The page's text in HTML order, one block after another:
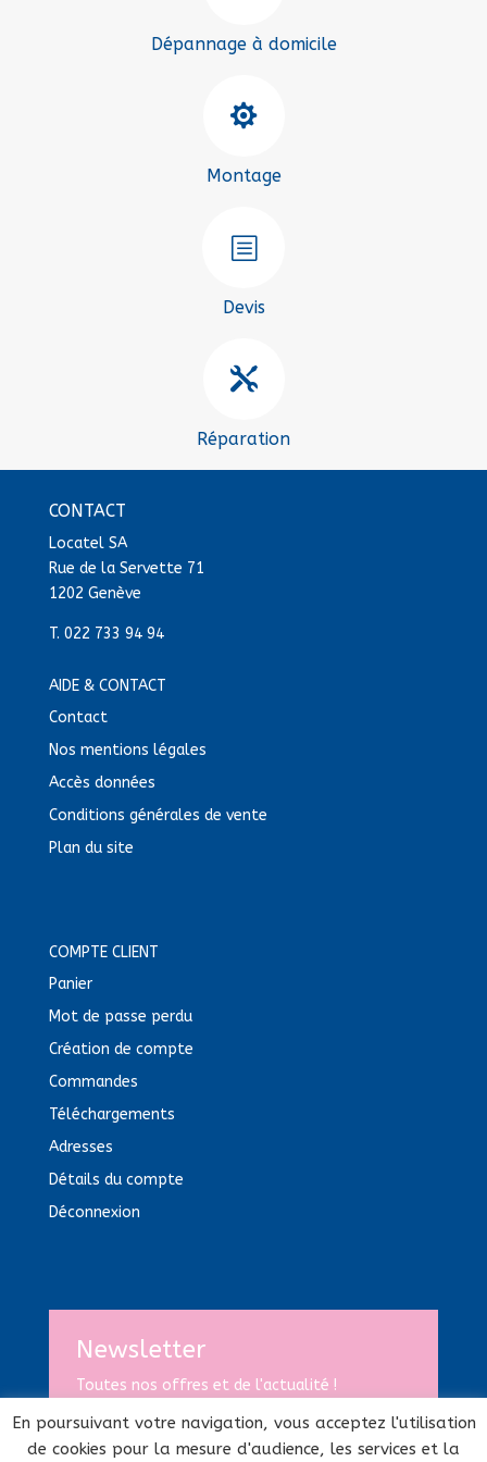
Dépannage à domicile

Montage
b
Devis

Réparation
CONTACT
Locatel SA
Rue de la Servette 71
1202 Genève
T. 022 733 94 94
AIDE & CONTACT
Contact
Nos mentions légales
Accès données
Conditions générales de vente
Plan du site
COMPTE CLIENT
Panier
Mot de passe perdu
Création de compte
Commandes
Téléchargements
Adresses
Détails du compte
Déconnexion
Newsletter
Toutes nos offres et de l'actualité !
En poursuivant votre navigation, vous acceptez l'utilisation
de cookies pour la mesure d'audience, les services et la